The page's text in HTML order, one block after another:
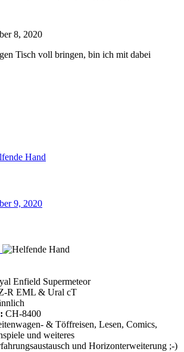
8, 2020
Tisch voll bringen, bin ich mit dabei
9, 2020
Enfield Supermeteor
R EML & Ural cT
CH-8400
& Töffreisen, Lesen, Comics,
und weiteres
und Horizonterweiterung ;-)